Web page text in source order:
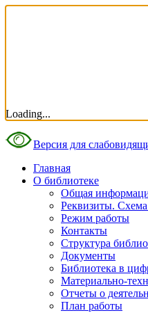
Loading...
Версия для
Главная
О библиотеке
Общая
Реквизиты. Схема
Режим работы
Контакты
Структура
Документы
Библиотека в
Материально-
Отчеты о
План работы